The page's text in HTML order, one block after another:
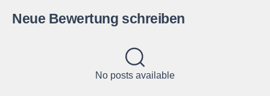
Neue Bewertung schreiben
No posts available